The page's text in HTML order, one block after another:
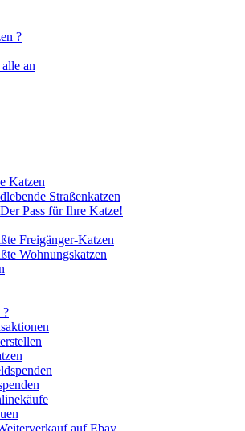
?
an
Katzen
Straßenkatzen
Pass für Ihre Katze!
Freigänger-Katzen
Wohnungskatzen
?
auf Ebay